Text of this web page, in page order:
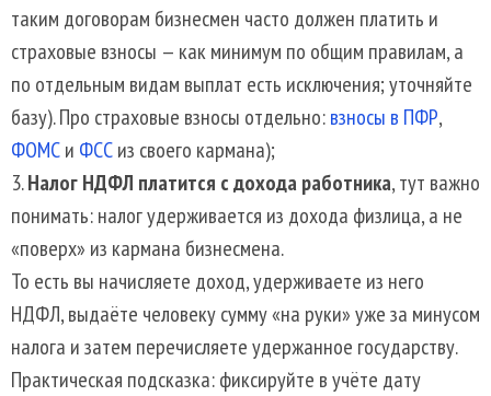
таким договорам бизнесмен часто должен платить и
страховые взносы — как минимум по общим правилам, а
по отдельным видам выплат есть исключения; уточняйте
базу). Про страховые взносы отдельно:взносы в ПФР,
ФОМСи ФССиз своего кармана);
Налог НДФЛ платится с дохода работника, тут важно
понимать: налог удерживается из дохода физлица, а не
«поверх» из кармана бизнесмена.
То есть вы начисляете доход, удерживаете из него
НДФЛ, выдаёте человеку сумму «на руки» уже за минусом
налога и затем перечисляете удержанное государству.
Практическая подсказка: фиксируйте в учёте дату